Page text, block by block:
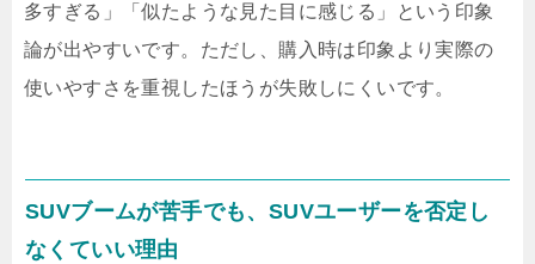
多すぎる」「似たような見た目に感じる」という印象
論が出やすいです。ただし、購入時は印象より実際の
使いやすさを重視したほうが失敗しにくいです。
SUVブームが苦手でも、SUVユーザーを否定し
なくていい理由